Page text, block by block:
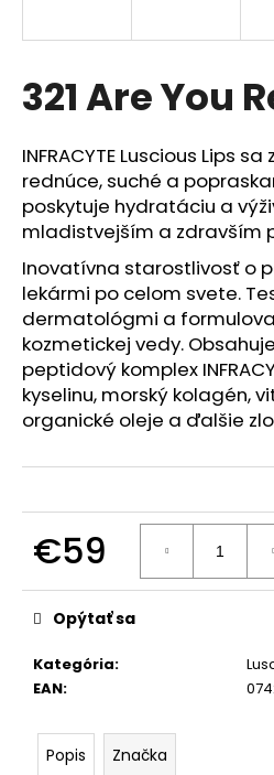
321 Are You
INFRACYTE Luscious Lips
rednúce, suché a
poskytuje hydratáciu a
mladistvejším a zdravším
Inovatívna starostlivosť o
lekármi po celom svete. T
dermatológmi a
kozmetickej vedy.
peptidový komplex
kyselinu, morský kolagén,
organické oleje a ďalšie
€59
cena:
Kategória:
EAN:
Opýtať sa
Popis Značka
s
ť
?
O
d
p
o
ú
a
m
TRIPLE
LIPID
RESTORE
2:4:2
€162